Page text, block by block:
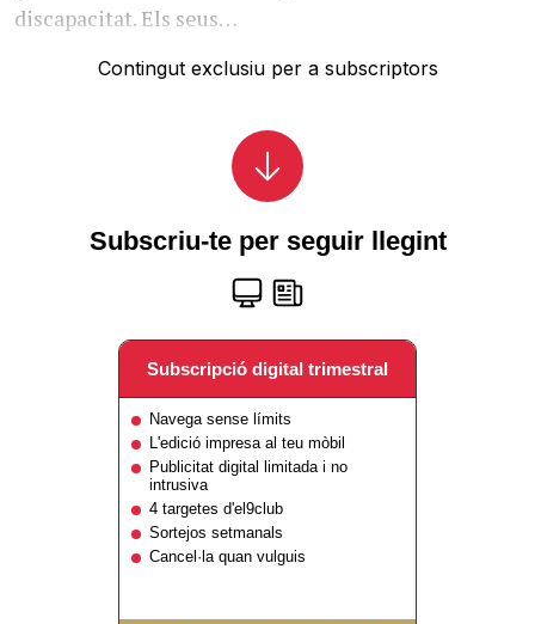
discapacitat. Els seus…
Contingut exclusiu per a subscriptors